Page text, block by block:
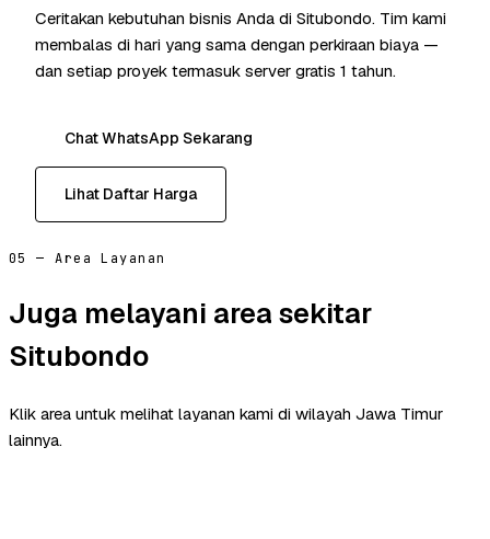
Ceritakan kebutuhan bisnis Anda di Situbondo. Tim kami
membalas di hari yang sama dengan perkiraan biaya —
dan setiap proyek termasuk server gratis 1 tahun.
Chat WhatsApp Sekarang
Lihat Daftar Harga
05 — Area Layanan
Juga melayani area sekitar
Situbondo
Klik area untuk melihat layanan kami di wilayah Jawa Timur
lainnya.